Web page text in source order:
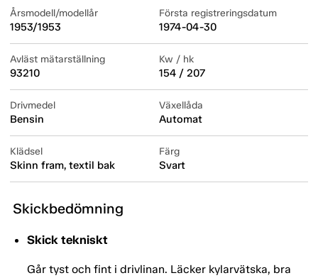
Årsmodell/modellår
1953/1953
Första registreringsdatum
1974-04-30
Avläst mätarställning
93210
Kw / hk
154 / 207
Drivmedel
Bensin
Växellåda
Automat
Klädsel
Skinn fram, textil bak
Färg
Svart
Skickbedömning
Skick tekniskt
Går tyst och fint i drivlinan. Läcker kylarvätska, bra